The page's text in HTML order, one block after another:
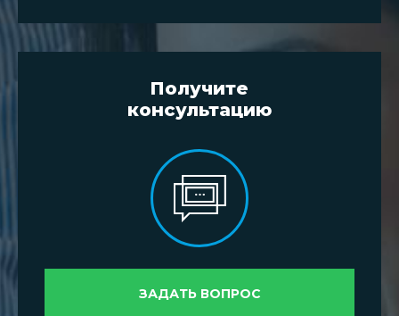
Получите
консультацию
ЗАДАТЬ ВОПРОС